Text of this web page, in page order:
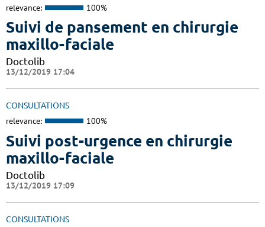
relevance: 100%
Suivi de pansement en chirurgie
maxillo-faciale
Doctolib
13/12/2019 17:04
CONSULTATIONS
relevance: 100%
Suivi post-urgence en chirurgie
maxillo-faciale
Doctolib
13/12/2019 17:09
CONSULTATIONS